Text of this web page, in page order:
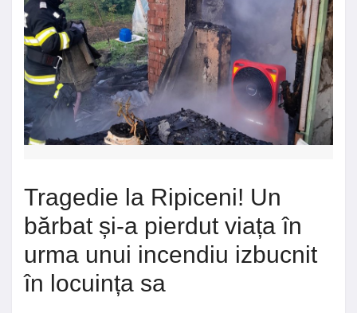
Tragedie la Ripiceni! Un
bărbat și-a pierdut viața în
urma unui incendiu izbucnit
în locuința sa